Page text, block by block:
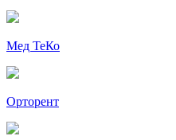
Мед ТеКо
Орторент